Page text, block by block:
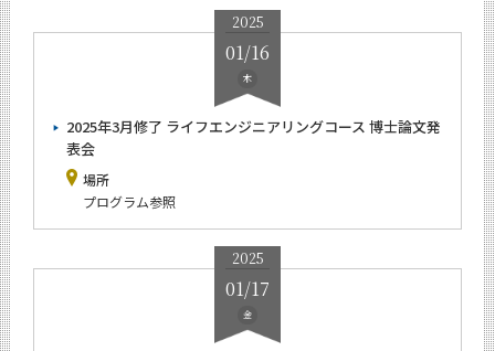
2025
01/16
木
2025年3月修了 ライフエンジニアリングコース 博士論文発
表会
場所
プログラム参照
2025
01/17
金